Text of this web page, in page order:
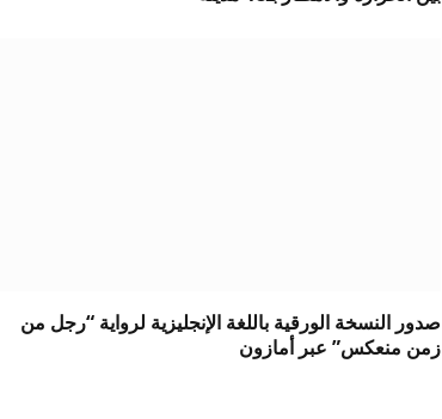
صدور النسخة الورقية باللغة الإنجليزية لرواية “رجل من
زمن منعكس” عبر أمازون